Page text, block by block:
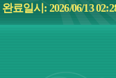
완료일시: 2026/06/13